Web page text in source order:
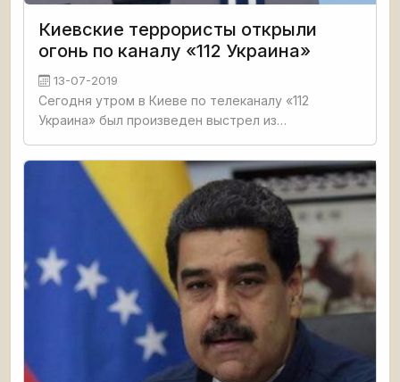
Киевские террористы открыли
огонь по каналу «112 Украина»
13-07-2019
Сегодня утром в Киеве по телеканалу «112
Украина» был произведен выстрел из
правоохранители и СМИ. Отмечается, что граната
попала в фасад здания. К счастью